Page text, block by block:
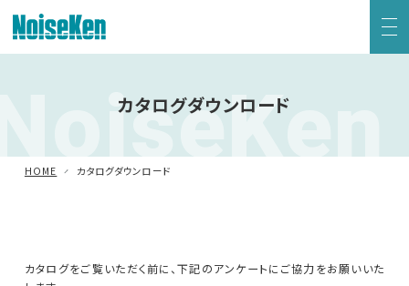
カタログダウンロード
HOME カタログダウンロード
カタログをご覧いただく前に、下記のアンケートにご協力をお願いいた